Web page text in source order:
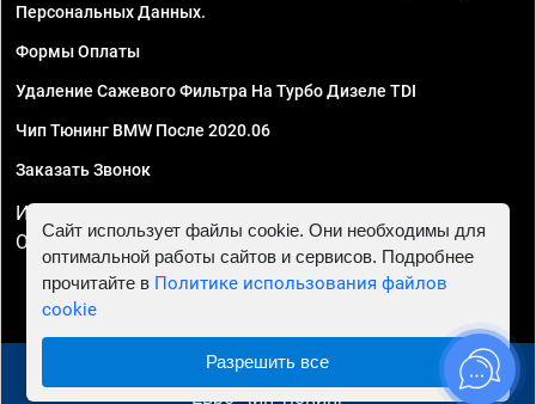
Персональных Данных.
Формы Оплаты
Удаление Сажевого Фильтра На Турбо Дизеле TDI
Чип Тюнинг BMW После 2020.06
Заказать Звонок
ИП Смирнов Георгий Павлович. ИНН 781302555843,
ОГРНИП 324470400032610
© 2010 - 2026 Чип тюнинг в Астрахани - Автосервис
"Евро Чип Тюнинг"
Сайт использует файлы cookie. Они необходимы для
оптимальной работы сайтов и сервисов. Подробнее
прочитайте в Политике использования файлов
cookie
Разрешить все